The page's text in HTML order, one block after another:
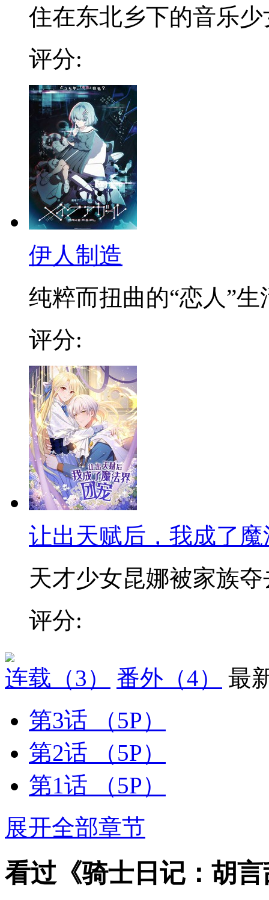
住在东北乡下的音乐少
评分:
伊人制造
纯粹而扭曲的“恋人”生
评分:
让出天赋后，我成了
天才少女昆娜被家族夺
评分:
连载 （3） 番外 （4）
最
第3话
（5P）
第2话
（5P）
第1话
（5P）
展开全部章节
看过《骑士日记：胡